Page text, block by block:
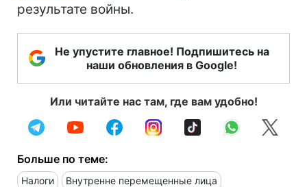
результате войны.
Не упустите главное! Подпишитесь на
наши обновления в Google!
Или читайте нас там, где вам удобно!
Больше по теме:
Налоги Внутренне перемещенные лица